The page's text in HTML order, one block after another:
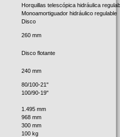
Horquillas telescópica hidráulica
Monoamortiguador hidráulico regulable
Disco
260 mm
Disco flotante
240 mm
80/100-21"
100/90-19"
1.495 mm
968 mm
300 mm
100 kg